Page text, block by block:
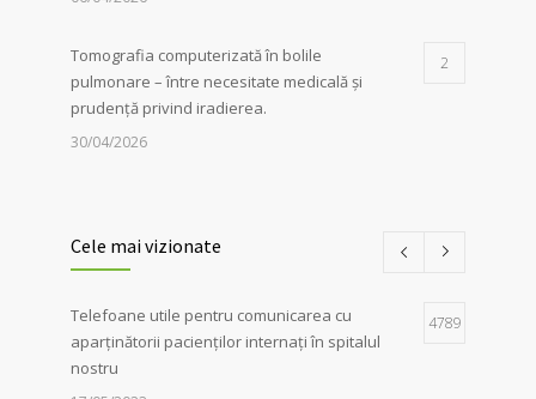
Tomografia computerizată în bolile
pulmonare – între necesitate medicală și
prudență privind iradierea.
2
30/04/2026
Pneumoftiziologie Sibiu
Campania Antifumat:Conferința „Foamea
de sens. Fără dependențe !”, susținută de
Cele mai vizionate
Telefoane utile pentru comunicarea cu
aparținătorii pacienților internați în spitalul
nostru
4789